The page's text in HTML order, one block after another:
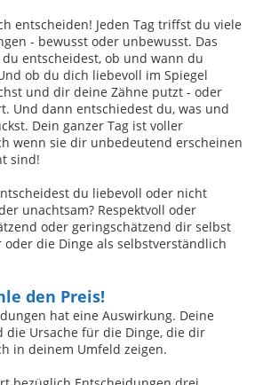
entscheiden! Jeden Tag triffst du viele
- bewusst oder unbewusst. Das
entscheidest, ob und wann du
ob du dich liebevoll im Spiegel
und dir deine Zähne putzt - oder
Und dann entschiedest du, was und
Dein ganzer Tag ist voller
wenn sie dir unbedeutend erscheinen
sind!
du liebevoll oder nicht
unachtsam? Respektvoll oder
oder geringschätzend dir selbst
oder die Dinge als selbstverständlich
den Preis!
hat eine Auswirkung. Deine
die Ursache für die Dinge, die dir
in deinem Umfeld zeigen.